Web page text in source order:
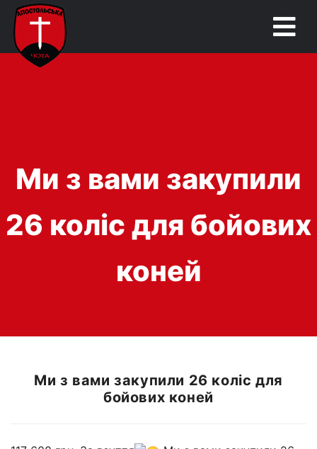
Ми з вами закупили
26 коліс для бойових
коней
Ми з вами закупили 26 коліс для
бойових коней